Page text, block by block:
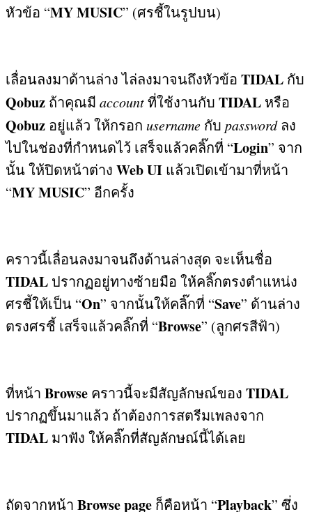
หัวข้อ “MY MUSIC” (ศรชี้ในรูปบน)
เลื่อนลงมาด้านล่าง ไล่ลงมาจนถึงหัวข้อ TIDAL กับ
Qobuz ถ้าคุณมี accountที่ใช้งานกับ TIDAL หรือ
Qobuz อยู่แล้ว ให้กรอก username กับ password ลง
ไปในช่องที่กำหนดไว้ เสร็จแล้วคลิ๊กที่ “Login” จาก
นั้น ให้ปิดหน้าต่าง Web UI แล้วเปิดเข้ามาที่หน้า
“MY MUSIC” อีกครั้ง
คราวนี้เลื่อนลงมาจนถึงด้านล่างสุด จะเห็นชื่อ
TIDAL ปรากฏอยู่ทางซ้ายมือ ให้คลิ๊กตรงตำแหน่ง
ศรชี้ให้เป็น “On” จากนั้นให้คลิ๊กที่ “Save” ด้านล่าง
ตรงศรชี้ เสร็จแล้วคลิ๊กที่ “Browse” (ลูกศรสีฟ้า)
ที่หน้า Browse คราวนี้จะมีสัญลักษณ์ของ TIDAL
ปรากฏขึ้นมาแล้ว ถ้าต้องการสตรีมเพลงจาก
TIDAL มาฟัง ให้คลิ๊กที่สัญลักษณ์นี้ได้เลย
ถัดจากหน้า Browse page ก็คือหน้า “Playback” ซึ่ง